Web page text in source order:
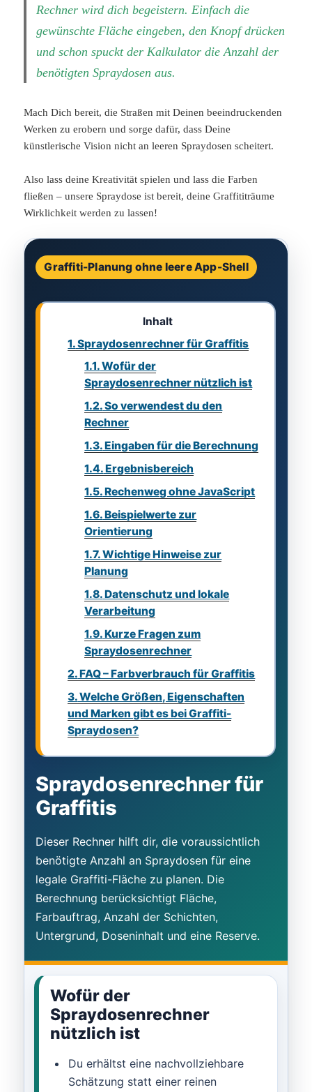
Rechner wird dich begeistern. Einfach die
gewünschte Fläche eingeben, den Knopf drücken
und schon spuckt der Kalkulator die Anzahl der
benötigten Spraydosen aus.
Mach Dich bereit, die Straßen mit Deinen beeindruckenden
Werken zu erobern und sorge dafür, dass Deine
künstlerische Vision nicht an leeren Spraydosen scheitert.
Also lass deine Kreativität spielen und lass die Farben
fließen – unsere Spraydose ist bereit, deine Graffititräume
Wirklichkeit werden zu lassen!
Graffiti-Planung ohne leere App-Shell
Inhalt
1.Spraydosenrechner für Graffitis
1.1.Wofür der
Spraydosenrechner nützlich ist
1.2.So verwendest du den
Rechner
1.3.Eingaben für die Berechnung
1.4.Ergebnisbereich
1.5.Rechenweg ohne JavaScript
1.6.Beispielwerte zur
Orientierung
1.7.Wichtige Hinweise zur
Planung
1.8.Datenschutz und lokale
Verarbeitung
1.9.Kurze Fragen zum
Spraydosenrechner
2.FAQ – Farbverbrauch für Graffitis
3.Welche Größen, Eigenschaften
und Marken gibt es bei Graffiti-
Spraydosen?
Spraydosenrechner für
Graffitis
Dieser Rechner hilft dir, die voraussichtlich
benötigte Anzahl an Spraydosen für eine
legale Graffiti-Fläche zu planen. Die
Berechnung berücksichtigt Fläche,
Farbauftrag, Anzahl der Schichten,
Untergrund, Doseninhalt und eine Reserve.
Wofür der
Spraydosenrechner
nützlich ist
Du erhältst eine nachvollziehbare
Schätzung statt einer reinen